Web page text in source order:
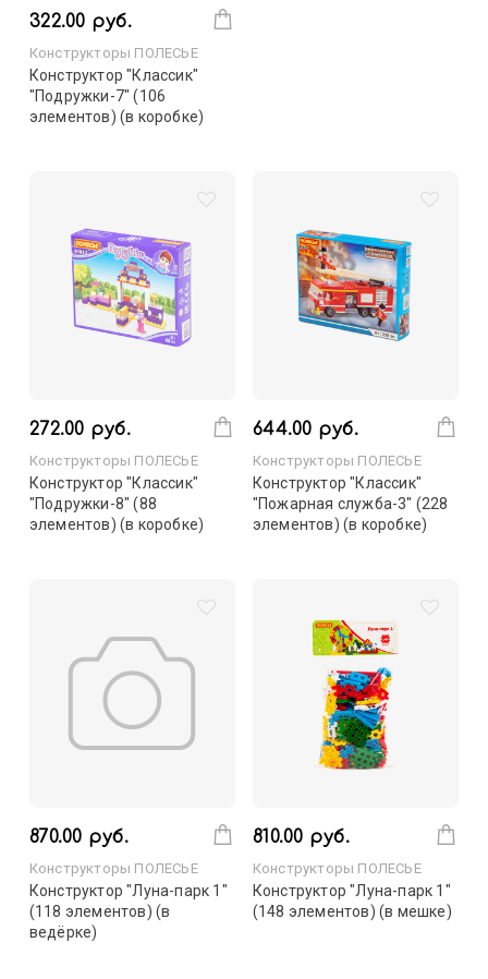
322.00 руб.
Конструкторы ПОЛЕСЬЕ
Конструктор "Классик"
"Подружки-7" (106
элементов) (в коробке)
272.00 руб.
Конструкторы ПОЛЕСЬЕ
Конструктор "Классик"
"Подружки-8" (88
элементов) (в коробке)
644.00 руб.
Конструкторы ПОЛЕСЬЕ
Конструктор "Классик"
"Пожарная служба-3" (228
элементов) (в коробке)
870.00 руб.
Конструкторы ПОЛЕСЬЕ
Конструктор "Луна-парк 1"
(118 элементов) (в
ведёрке)
810.00 руб.
Конструкторы ПОЛЕСЬЕ
Конструктор "Луна-парк 1"
(148 элементов) (в мешке)